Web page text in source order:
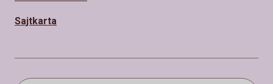
Sajtkarta